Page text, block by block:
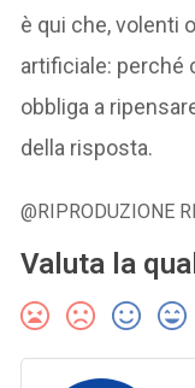
è qui che, volenti
artificiale: perché
obbliga a
della risposta.
@RIPRODUZIONE
Valuta la